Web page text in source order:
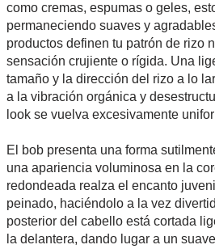
como cremas, espumas o geles,
permaneciendo suaves y
productos definen tu patrón de rizo
sensación crujiente o rígida. Una
tamaño y la dirección del rizo a lo
a la vibración orgánica y
look se vuelva excesivamente
El bob presenta una forma
una apariencia voluminosa en la
redondeada realza el encanto
peinado, haciéndolo a la vez
posterior del cabello está cortada
la delantera, dando lugar a un